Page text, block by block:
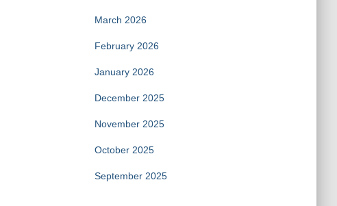
March 2026
February 2026
January 2026
December 2025
November 2025
October 2025
September 2025